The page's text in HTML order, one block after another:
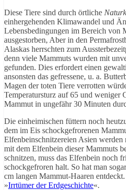
Diese Tiere sind durch örtliche
einhergehenden Klimawandel und
Lebensbedingungen im Bereich von
ausgestorben, Aber in den
Alaskas herrschten zum
denn viele Mammuts wurden mit
gefunden. Dies erfordert einen
ansonsten das gefressene, u. a.
Magen der toten Tiere verrotten
Temperatursturz auf 65 und weniger
Mammut in ungefähr 30 Minuten
Die einheimischen füttern noch
dem im Eis schockgefrorenen
Elfenbeinschnitzereien Asien werden
mit dem Elfenbein dieser Mammuts
schnitzen, muss das Elfenbein noch
schockgefroren halt. So hat man
cm langen Mammut-Haaren
»Irrtümer der Erdgeschichte«.